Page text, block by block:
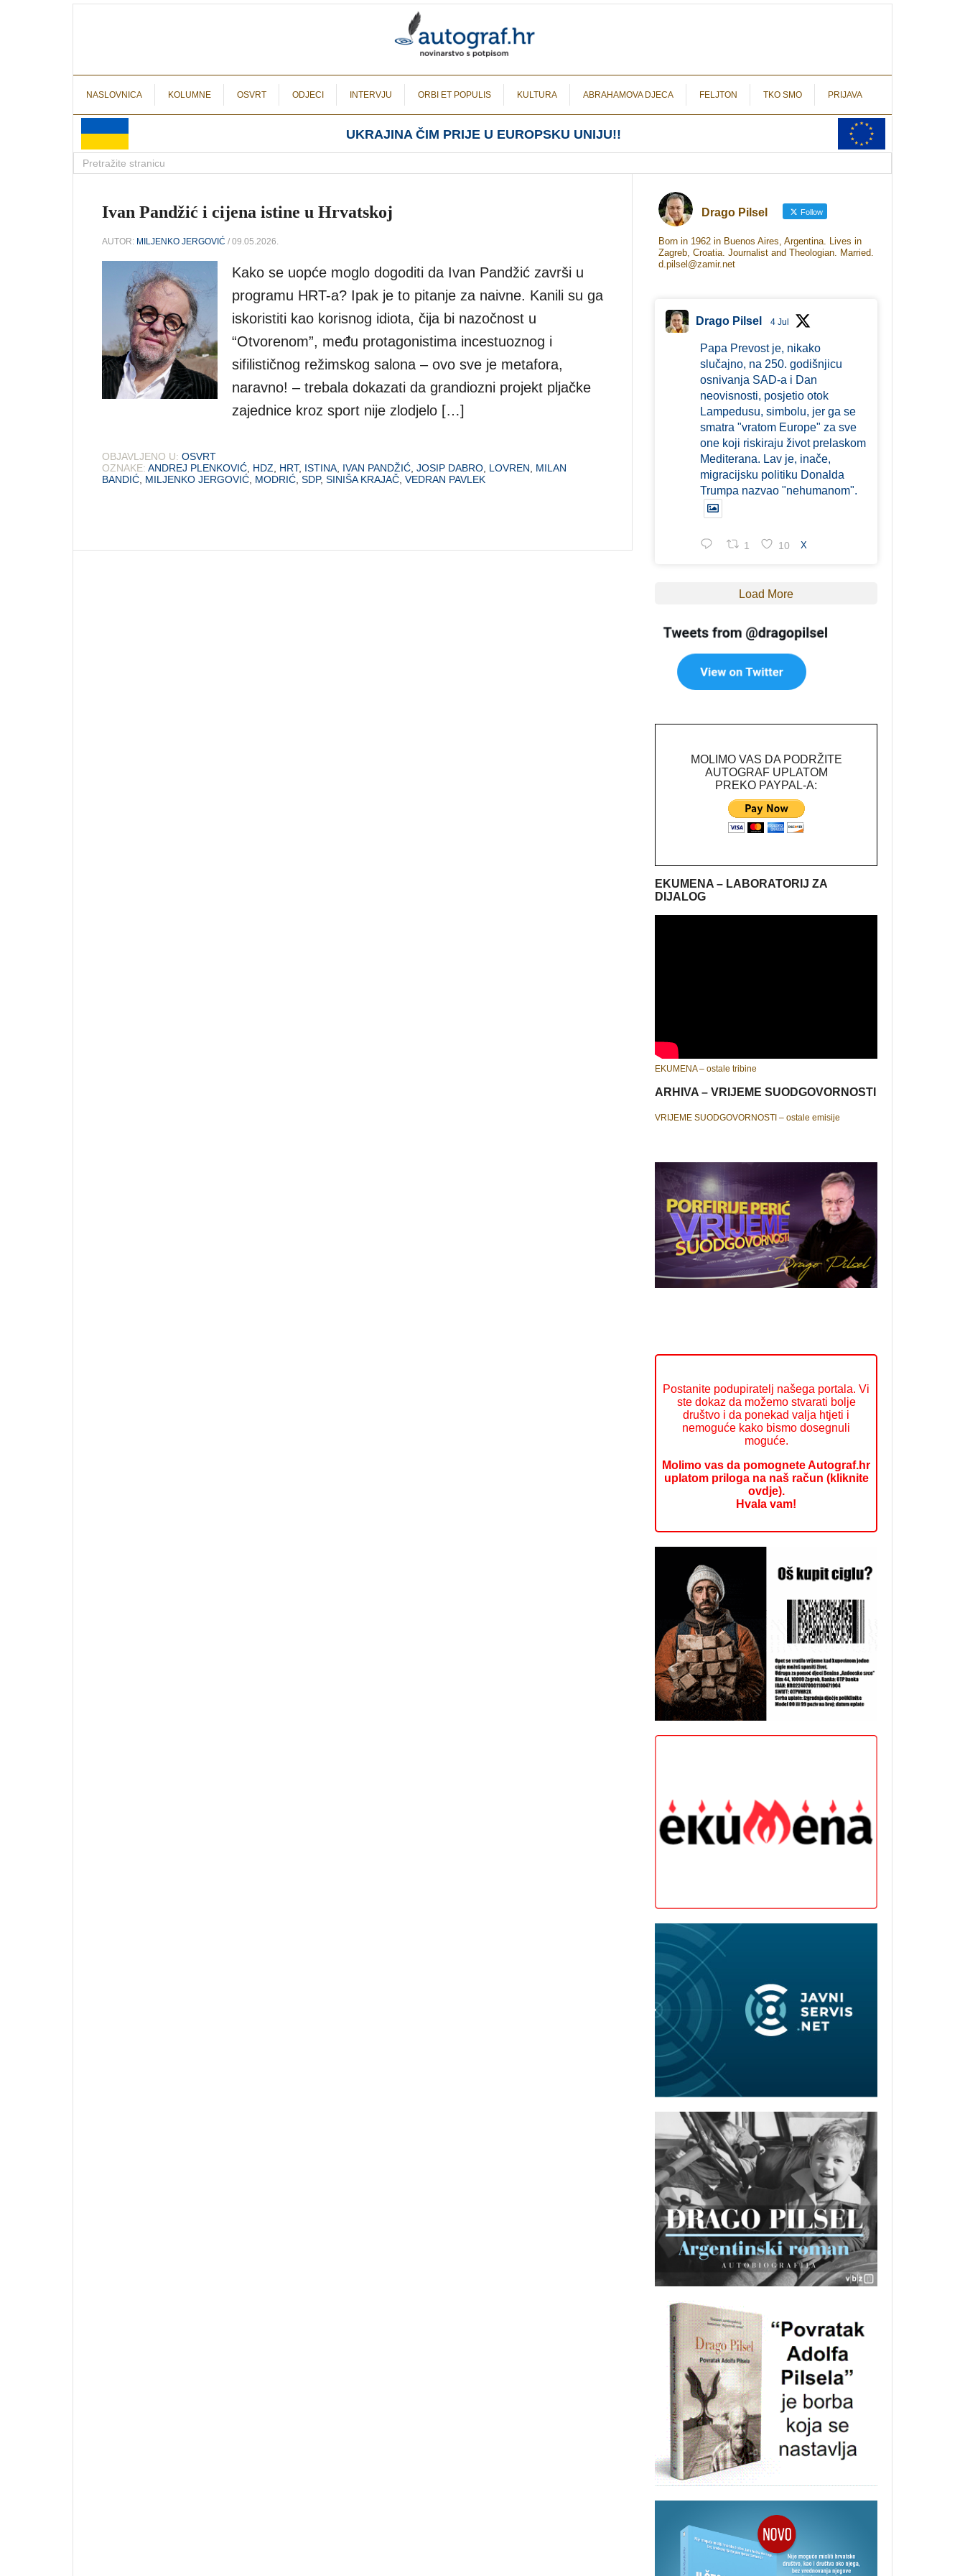
NASLOVNICA KOLUMNE OSVRT ODJECI INTERVJU ORBI ET POPULIS KULTURA ABRAHAMOVA DJECA FELJTON TKO SMO PRIJAVA
UKRAJINA ČIM PRIJE U EUROPSKU UNIJU!!
Ivan Pandžić i cijena istine u Hrvatskoj
AUTOR: MILJENKO JERGOVIĆ / 09.05.2026.
Kako se uopće moglo dogoditi da Ivan Pandžić završi u
programu HRT-a? Ipak je to pitanje za naivne. Kanili su ga
iskoristiti kao korisnog idiota, čija bi nazočnost u
“Otvorenom”, među protagonistima incestuoznog i
sifilističnog režimskog salona – ovo sve je metafora,
naravno! – trebala dokazati da grandiozni projekt pljačke
zajednice kroz sport nije zlodjelo […]
OBJAVLJENO U: OSVRT
OZNAKE: ANDREJ PLENKOVIĆ HDZ HRT, ISTINA IVAN PANDŽIĆ JOSIP DABRO LOVREN
MILAN
BANDIĆ MILJENKO JERGOVIĆ MODRIĆ SDP, SINIŠA KRAJAČ VEDRAN PAVLEK
Drago Pilsel Follow
Born in 1962 in Buenos Aires, Argentina. Lives in
Zagreb, Croatia. Journalist and Theologian. Married.
d.pilsel@zamir.net
Drago Pilsel 4 Jul
Papa Prevost je, nikako
slučajno, na 250. godišnjicu
osnivanja SAD-a i Dan
neovisnosti, posjetio otok
Lampedusu, simbolu, jer ga se
smatra "vratom Europe" za sve
one koji riskiraju život prelaskom
Mediterana. Lav je, inače,
migracijsku politiku Donalda
Trumpa nazvao "nehumanom".
1 10 X
Load More
MOLIMO VAS DA PODRŽITE
AUTOGRAF UPLATOM
PREKO PAYPAL-A:
EKUMENA – LABORATORIJ ZA
DIJALOG
EKUMENA – ostale tribine
ARHIVA – VRIJEME SUODGOVORNOSTI
VRIJEME SUODGOVORNOSTI – ostale emisije
Postanite podupiratelj našega portala. Vi
ste dokaz da možemo stvarati bolje
društvo i da ponekad valja htjeti i
nemoguće kako bismo dosegnuli
moguće.
Molimo vas da pomognete Autograf.hr
uplatom priloga na naš račun (kliknite
ovdje).
Hvala vam!